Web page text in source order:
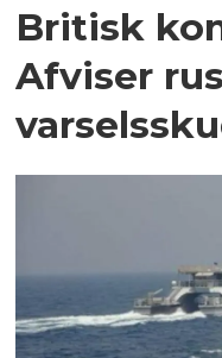
Britisk
Afviser